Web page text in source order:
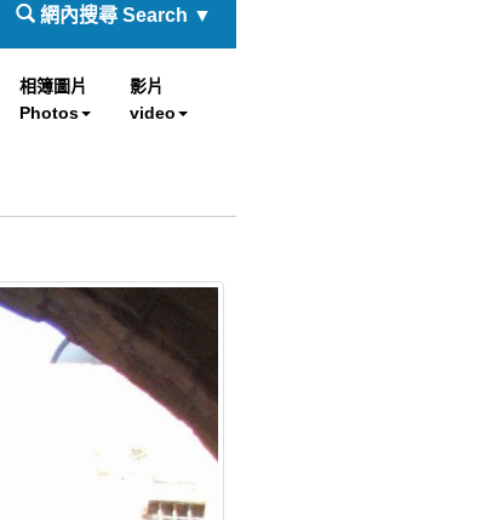
網內搜尋 Search ▼
相簿圖片
Photos
影片
video